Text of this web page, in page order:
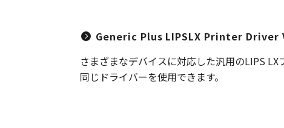
Generic Plus LIPSLX Printer Driver
さまざまなデバイスに対応した汎用のLIPS
同じドライバーを使用できます。